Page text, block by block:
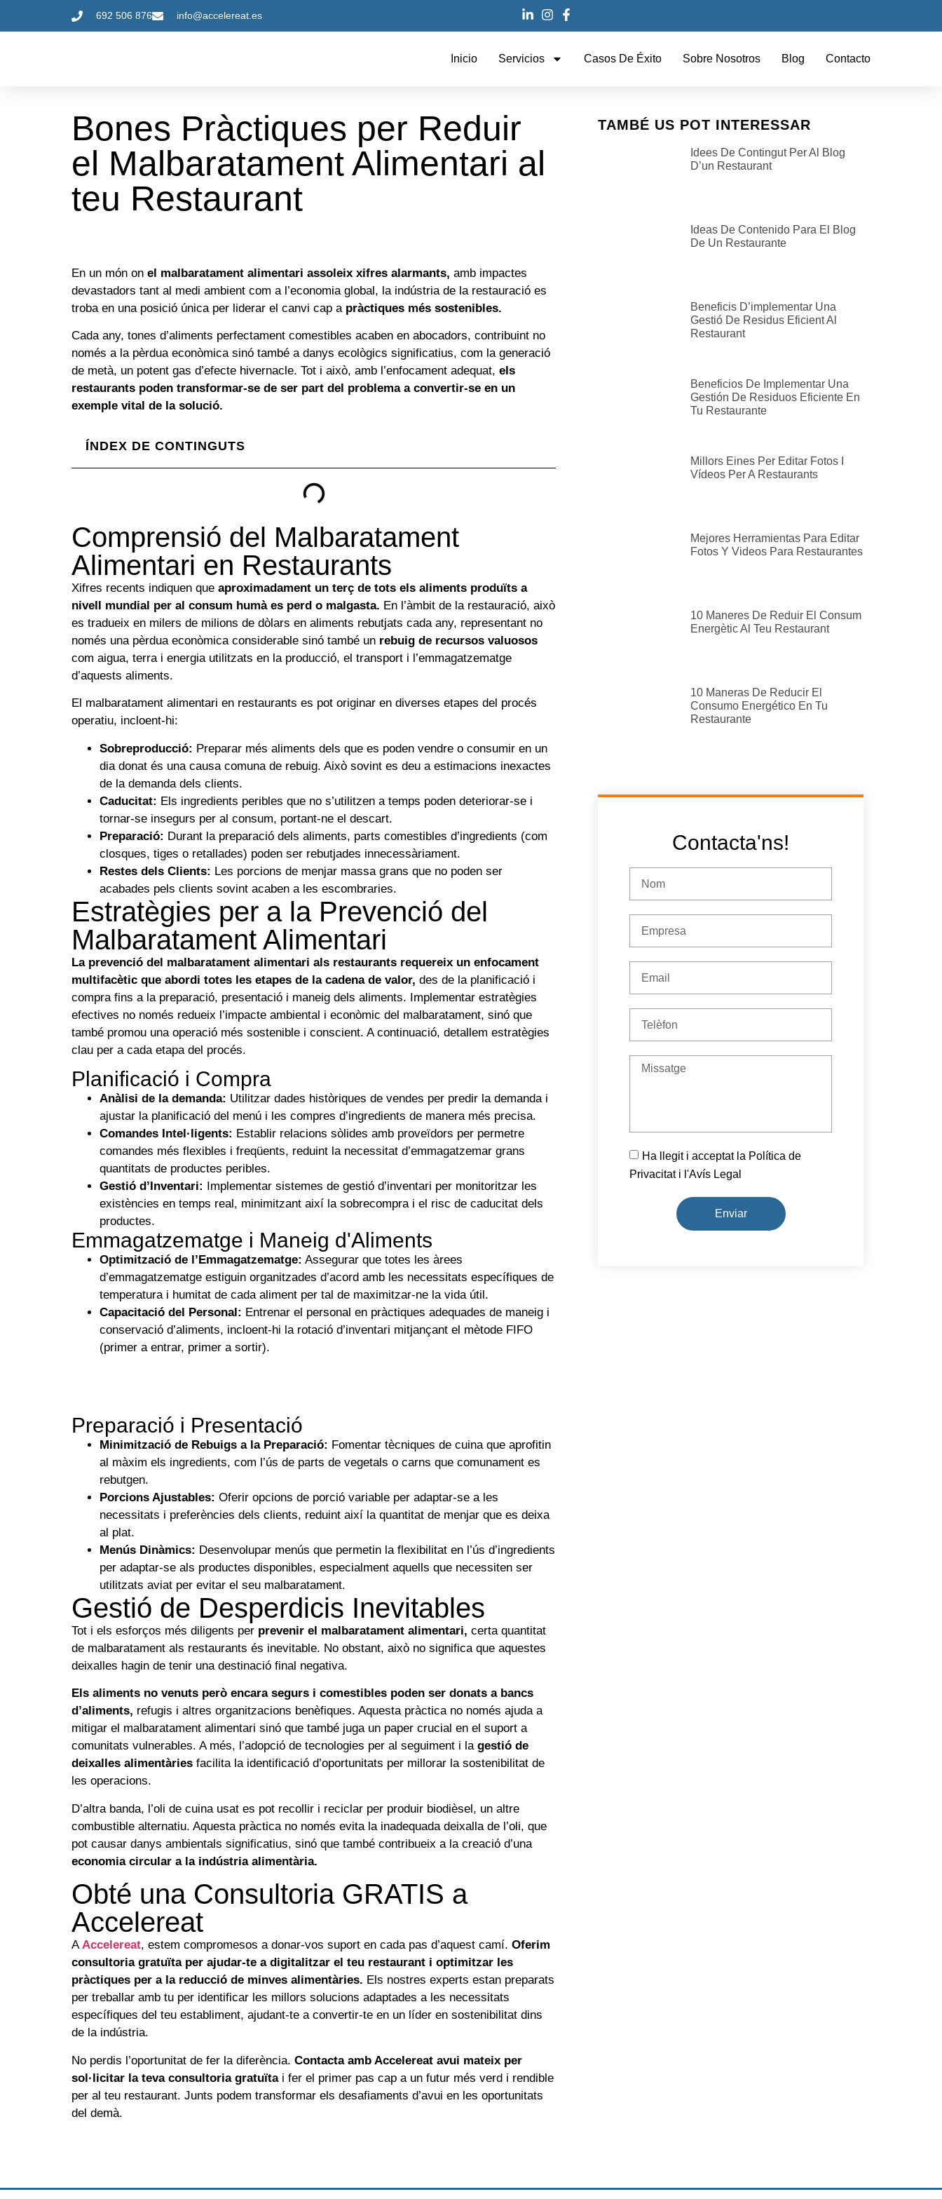
692 506 876 info@accelereat.es
Inicio Servicios Casos De Éxito Sobre Nosotros Blog Contacto
Bones Pràctiques per Reduir
el Malbaratament Alimentari al
teu Restaurant
En un món on el malbaratament alimentari assoleix xifres alarmants, amb impactes
devastadors tant al medi ambient com a l’economia global, la indústria de la restauració es
troba en una posició única per liderar el canvi cap a pràctiques més sostenibles.
Cada any, tones d’aliments perfectament comestibles acaben en abocadors, contribuint no
només a la pèrdua econòmica sinó també a danys ecològics significatius, com la generació
de metà, un potent gas d’efecte hivernacle. Tot i això, amb l’enfocament adequat, els
restaurants poden transformar-se de ser part del problema a convertir-se en un
exemple vital de la solució.
ÍNDEX DE CONTINGUTS
Comprensió del Malbaratament
Alimentari en Restaurants
Xifres recents indiquen que aproximadament un terç de tots els aliments produïts a
nivell mundial per al consum humà es perd o malgasta. En l’àmbit de la restauració, això
es tradueix en milers de milions de dòlars en aliments rebutjats cada any, representant no
només una pèrdua econòmica considerable sinó també un rebuig de recursos valuosos
com aigua, terra i energia utilitzats en la producció, el transport i l’emmagatzematge
d’aquests aliments.
El malbaratament alimentari en restaurants es pot originar en diverses etapes del procés
operatiu, incloent-hi:
Sobreproducció: Preparar més aliments dels que es poden vendre o consumir en un
dia donat és una causa comuna de rebuig. Això sovint es deu a estimacions inexactes
de la demanda dels clients.
Caducitat: Els ingredients peribles que no s’utilitzen a temps poden deteriorar-se i
tornar-se insegurs per al consum, portant-ne el descart.
Preparació: Durant la preparació dels aliments, parts comestibles d’ingredients (com
closques, tiges o retallades) poden ser rebutjades innecessàriament.
Restes dels Clients: Les porcions de menjar massa grans que no poden ser
acabades pels clients sovint acaben a les escombraries.
Estratègies per a la Prevenció del
Malbaratament Alimentari
La prevenció del malbaratament alimentari als restaurants requereix un enfocament
multifacètic que abordi totes les etapes de la cadena de valor, des de la planificació i
compra fins a la preparació, presentació i maneig dels aliments. Implementar estratègies
efectives no només redueix l’impacte ambiental i econòmic del malbaratament, sinó que
també promou una operació més sostenible i conscient. A continuació, detallem estratègies
clau per a cada etapa del procés.
Planificació i Compra
Anàlisi de la demanda: Utilitzar dades històriques de vendes per predir la demanda i
ajustar la planificació del menú i les compres d’ingredients de manera més precisa.
Comandes Intel·ligents: Establir relacions sòlides amb proveïdors per permetre
comandes més flexibles i freqüents, reduint la necessitat d’emmagatzemar grans
quantitats de productes peribles.
Gestió d’Inventari: Implementar sistemes de gestió d’inventari per monitoritzar les
existències en temps real, minimitzant així la sobrecompra i el risc de caducitat dels
productes.
Emmagatzematge i Maneig d'Aliments
Optimització de l’Emmagatzematge: Assegurar que totes les àrees
d’emmagatzematge estiguin organitzades d’acord amb les necessitats específiques de
temperatura i humitat de cada aliment per tal de maximitzar-ne la vida útil.
Capacitació del Personal: Entrenar el personal en pràctiques adequades de maneig i
conservació d’aliments, incloent-hi la rotació d’inventari mitjançant el mètode FIFO
(primer a entrar, primer a sortir).
Preparació i Presentació
Minimització de Rebuigs a la Preparació: Fomentar tècniques de cuina que aprofitin
al màxim els ingredients, com l’ús de parts de vegetals o carns que comunament es
rebutgen.
Porcions Ajustables: Oferir opcions de porció variable per adaptar-se a les
necessitats i preferències dels clients, reduint així la quantitat de menjar que es deixa
al plat.
Menús Dinàmics: Desenvolupar menús que permetin la flexibilitat en l’ús d’ingredients
per adaptar-se als productes disponibles, especialment aquells que necessiten ser
utilitzats aviat per evitar el seu malbaratament.
Gestió de Desperdicis Inevitables
Tot i els esforços més diligents per prevenir el malbaratament alimentari, certa quantitat
de malbaratament als restaurants és inevitable. No obstant, això no significa que aquestes
deixalles hagin de tenir una destinació final negativa.
Els aliments no venuts però encara segurs i comestibles poden ser donats a bancs
d’aliments, refugis i altres organitzacions benèfiques. Aquesta pràctica no només ajuda a
mitigar el malbaratament alimentari sinó que també juga un paper crucial en el suport a
comunitats vulnerables. A més, l’adopció de tecnologies per al seguiment i la gestió de
deixalles alimentàries facilita la identificació d’oportunitats per millorar la sostenibilitat de
les operacions.
D’altra banda, l’oli de cuina usat es pot recollir i reciclar per produir biodièsel, un altre
combustible alternatiu. Aquesta pràctica no només evita la inadequada deixalla de l’oli, que
pot causar danys ambientals significatius, sinó que també contribueix a la creació d’una
economia circular a la indústria alimentària.
Obté una Consultoria GRATIS a
Accelereat
AAccelereat, estem compromesos a donar-vos suport en cada pas d’aquest camí. Oferim
consultoria gratuïta per ajudar-te a digitalitzar el teu restaurant i optimitzar les
pràctiques per a la reducció de minves alimentàries. Els nostres experts estan preparats
per treballar amb tu per identificar les millors solucions adaptades a les necessitats
específiques del teu establiment, ajudant-te a convertir-te en un líder en sostenibilitat dins
de la indústria.
No perdis l’oportunitat de fer la diferència. Contacta amb Accelereat avui mateix per
sol·licitar la teva consultoria gratuïtai fer el primer pas cap a un futur més verd i rendible
per al teu restaurant. Junts podem transformar els desafiaments d’avui en les oportunitats
del demà.
TAMBÉ US POT INTERESSAR
Idees De Contingut Per Al Blog
D’un Restaurant
Ideas De Contenido Para El Blog
De Un Restaurante
Beneficis D’implementar Una
Gestió De Residus Eficient Al
Restaurant
Beneficios De Implementar Una
Gestión De Residuos Eficiente En
Tu Restaurante
Millors Eines Per Editar Fotos I
Vídeos Per A Restaurants
Mejores Herramientas Para Editar
Fotos Y Videos Para Restaurantes
10 Maneres De Reduir El Consum
Energètic Al Teu Restaurant
10 Maneras De Reducir El
Consumo Energético En Tu
Restaurante
Contacta'ns!
Ha llegit i acceptat la Política de
Privacitat i l'Avís Legal
Enviar